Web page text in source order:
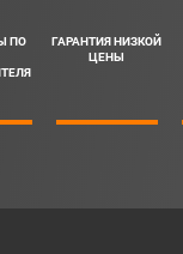
ПО
ГАРАНТИЯ НИЗКОЙ
ЦЕНЫ